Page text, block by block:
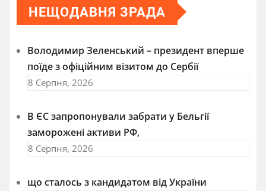
НЕЩОДАВНЯ ЗРАДА
Володимир Зеленський – президент вперше
поїде з офіційним візитом до Сербії
8 Серпня, 2026
В ЄС запропонували забрати у Бельгії
заморожені активи РФ,
8 Серпня, 2026
що сталось з кандидатом від України